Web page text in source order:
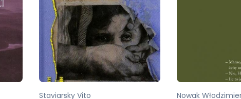
Staviarsky Vito Nowak